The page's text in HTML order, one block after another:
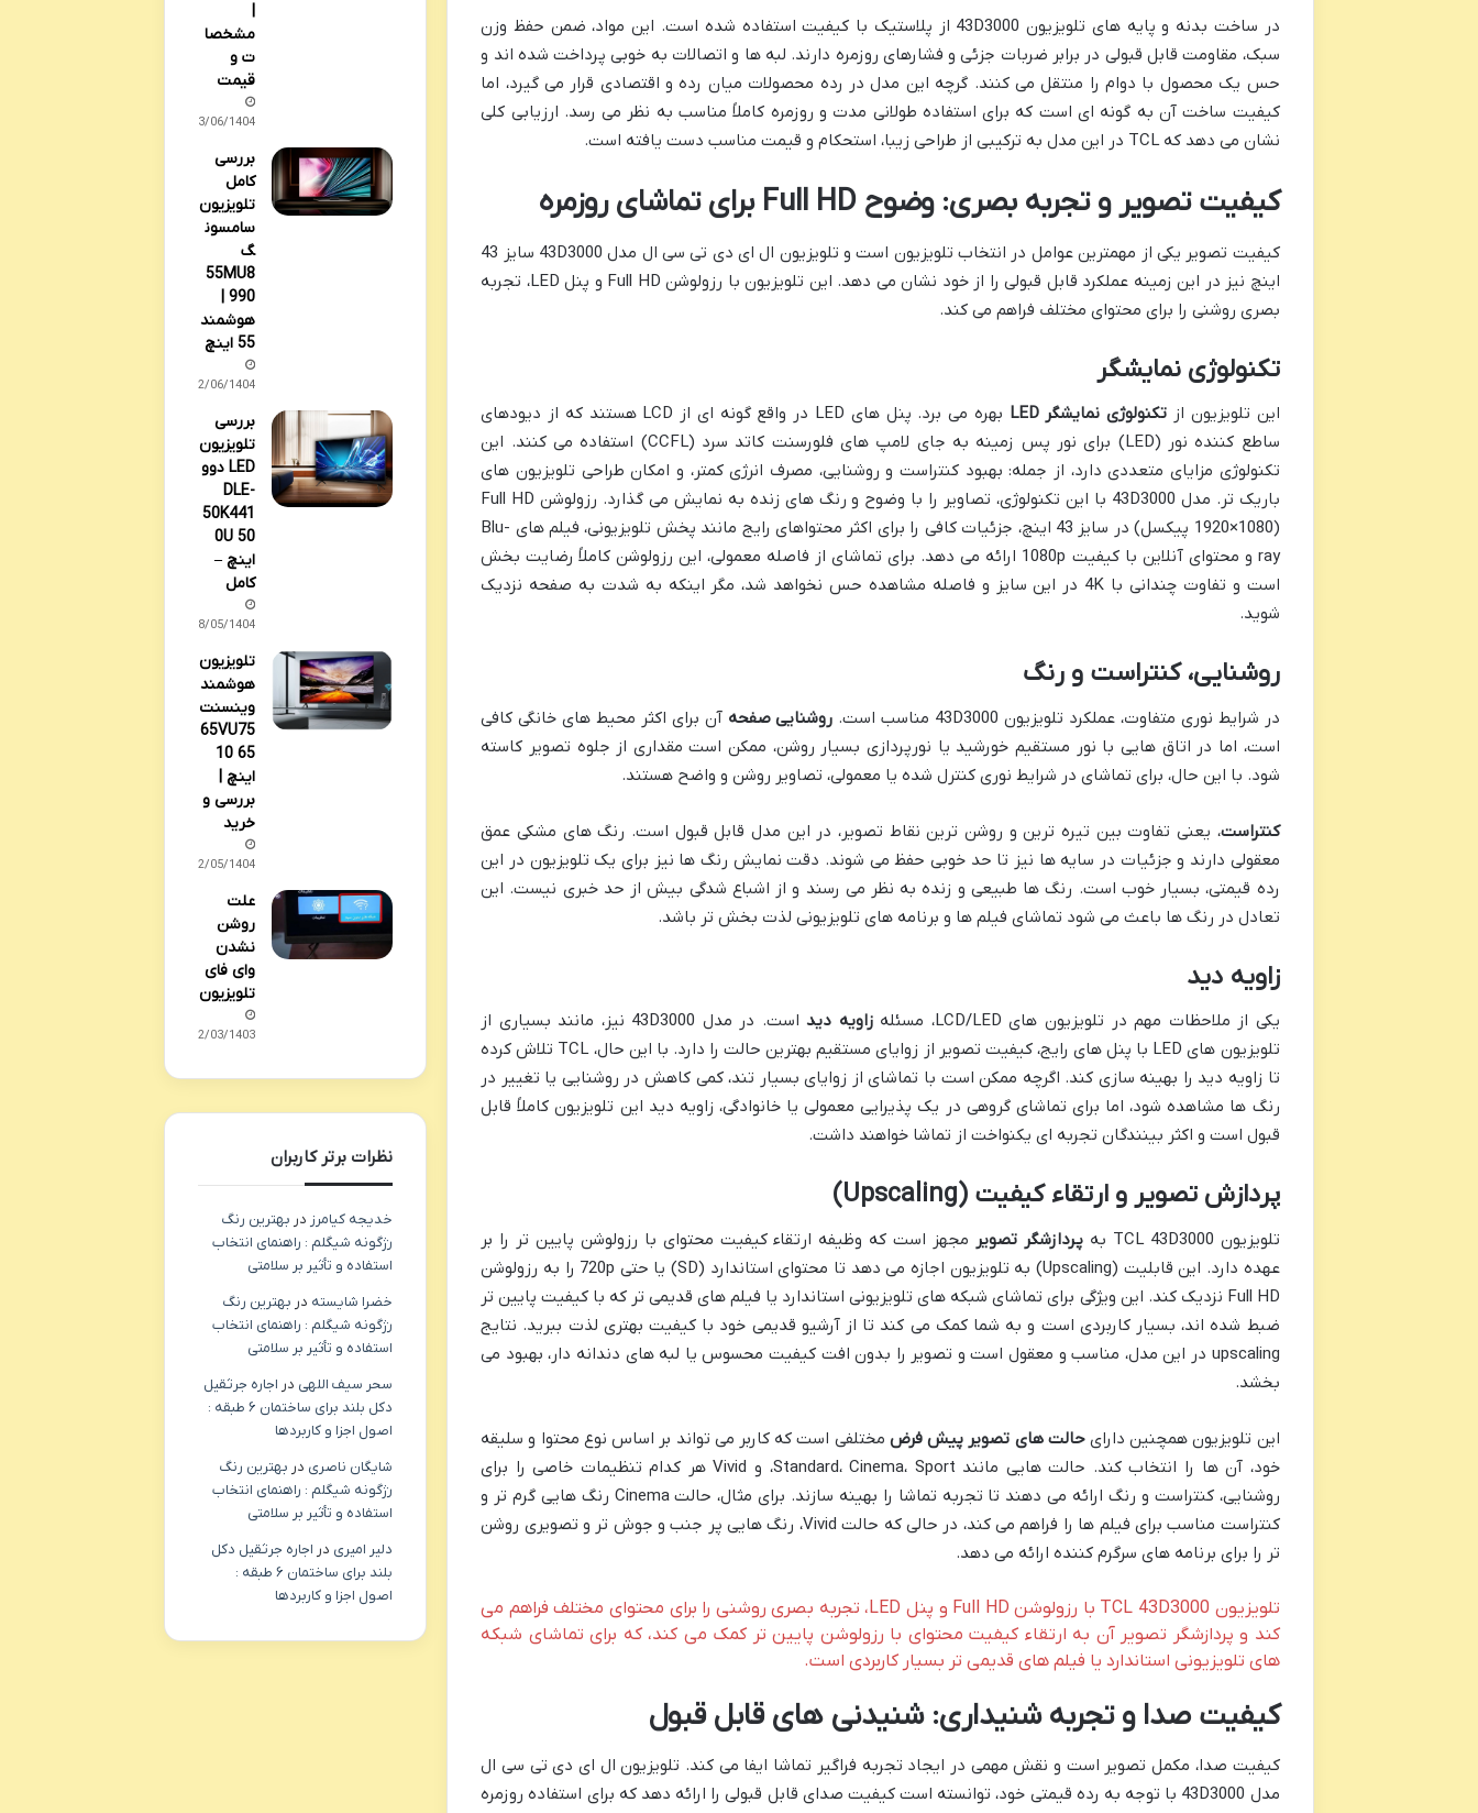
در ساخت بدنه و پایه های تلویزیون 43D3000 از پلاستیک با کیفیت استفاده شده است. این مواد، ضمن حفظ وزن
سبک، مقاومت قابل قبولی در برابر ضربات جزئی و فشارهای روزمره دارند. لبه ها و اتصالات به خوبی پرداخت شده اند و
حس یک محصول با دوام را منتقل می کنند. گرچه این مدل در رده محصولات میان رده و اقتصادی قرار می گیرد، اما
کیفیت ساخت آن به گونه ای است که برای استفاده طولانی مدت و روزمره کاملاً مناسب به نظر می رسد. ارزیابی کلی
نشان می دهد که TCL در این مدل به ترکیبی از طراحی زیبا، استحکام و قیمت مناسب دست یافته است.
کیفیت تصویر و تجربه بصری: وضوح Full HD برای تماشای روزمره
کیفیت تصویر یکی از مهمترین عوامل در انتخاب تلویزیون است و تلویزیون ال ای دی تی سی ال مدل 43D3000 سایز 43
اینچ نیز در این زمینه عملکرد قابل قبولی را از خود نشان می دهد. این تلویزیون با رزولوشن Full HD و پنل LED، تجربه
بصری روشنی را برای محتوای مختلف فراهم می کند.
تکنولوژی نمایشگر
این تلویزیون از تکنولوژی نمایشگر LED
بهره می برد. پنل های LED در واقع گونه ای از LCD هستند که از دیودهای
ساطع کننده نور (LED) برای نور پس زمینه به جای لامپ های فلورسنت کاتد سرد (CCFL) استفاده می کنند. این
تکنولوژی مزایای متعددی دارد، از جمله: بهبود کنتراست و روشنایی، مصرف انرژی کمتر، و امکان طراحی تلویزیون های
باریک تر. مدل 43D3000 با این تکنولوژی، تصاویر را با وضوح و رنگ های زنده به نمایش می گذارد. رزولوشن Full HD
(1920×1080 پیکسل) در سایز 43 اینچ، جزئیات کافی را برای اکثر محتواهای رایج مانند پخش تلویزیونی، فیلم های Blu-
ray و محتوای آنلاین با کیفیت 1080p ارائه می دهد. برای تماشای از فاصله معمولی، این رزولوشن کاملاً رضایت بخش
است و تفاوت چندانی با 4K در این سایز و فاصله مشاهده حس نخواهد شد، مگر اینکه به شدت به صفحه نزدیک
شوید.
روشنایی، کنتراست و رنگ
در شرایط نوری متفاوت، عملکرد تلویزیون 43D3000 مناسب است. روشنایی صفحه آن برای اکثر محیط های خانگی کافی
است، اما در اتاق هایی با نور مستقیم خورشید یا نورپردازی بسیار روشن، ممکن است مقداری از جلوه تصویر کاسته
شود. با این حال، برای تماشای در شرایط نوری کنترل شده یا معمولی، تصاویر روشن و واضح هستند.
کنتراست، یعنی تفاوت بین تیره ترین و روشن ترین نقاط تصویر، در این مدل قابل قبول است. رنگ های مشکی عمق
معقولی دارند و جزئیات در سایه ها نیز تا حد خوبی حفظ می شوند. دقت نمایش رنگ ها نیز برای یک تلویزیون در این
رده قیمتی، بسیار خوب است. رنگ ها طبیعی و زنده به نظر می رسند و از اشباع شدگی بیش از حد خبری نیست. این
تعادل در رنگ ها باعث می شود تماشای فیلم ها و برنامه های تلویزیونی لذت بخش تر باشد.
زاویه دید
یکی از ملاحظات مهم در تلویزیون های LCD/LED، مسئله زاویه دید
است. در مدل 43D3000 نیز، مانند بسیاری از
تلویزیون های LED با پنل های رایج، کیفیت تصویر از زوایای مستقیم بهترین حالت را دارد. با این حال، TCL تلاش کرده
تا زاویه دید را بهینه سازی کند. اگرچه ممکن است با تماشای از زوایای بسیار تند، کمی کاهش در روشنایی یا تغییر در
رنگ ها مشاهده شود، اما برای تماشای گروهی در یک پذیرایی معمولی یا خانوادگی، زاویه دید این تلویزیون کاملاً قابل
قبول است و اکثر بینندگان تجربه ای یکنواخت از تماشا خواهند داشت.
پردازش تصویر و ارتقاء کیفیت (Upscaling)
تلویزیون TCL 43D3000 به پردازشگر تصویر مجهز است که وظیفه ارتقاء کیفیت محتوای با رزولوشن پایین تر را بر
عهده دارد. این قابلیت (Upscaling) به تلویزیون اجازه می دهد تا محتوای استاندارد (SD) یا حتی 720p را به رزولوشن
Full HD نزدیک کند. این ویژگی برای تماشای شبکه های تلویزیونی استاندارد یا فیلم های قدیمی تر که با کیفیت پایین تر
ضبط شده اند، بسیار کاربردی است و به شما کمک می کند تا از آرشیو قدیمی خود با کیفیت بهتری لذت ببرید. نتایج
upscaling در این مدل، مناسب و معقول است و تصویر را بدون افت کیفیت محسوس یا لبه های دندانه دار، بهبود می
بخشد.
این تلویزیون همچنین دارایحالت های تصویر پیش فرض مختلفی است که کاربر می تواند بر اساس نوع محتوا و سلیقه
خود، آن ها را انتخاب کند. حالت هایی مانند Standard، Cinema، Sport، و Vivid هر کدام تنظیمات خاصی را برای
روشنایی، کنتراست و رنگ ارائه می دهند تا تجربه تماشا را بهینه سازند. برای مثال، حالت Cinema رنگ هایی گرم تر و
کنتراست مناسب برای فیلم ها را فراهم می کند، در حالی که حالت Vivid، رنگ هایی پر جنب و جوش تر و تصویری روشن
تر را برای برنامه های سرگرم کننده ارائه می دهد.
تلویزیون TCL 43D3000 با رزولوشن Full HD و پنل LED، تجربه بصری روشنی را برای محتوای مختلف فراهم می
کند و پردازشگر تصویر آن به ارتقاء کیفیت محتوای با رزولوشن پایین تر کمک می کند، که برای تماشای شبکه
های تلویزیونی استاندارد یا فیلم های قدیمی تر بسیار کاربردی است.
کیفیت صدا و تجربه شنیداری: شنیدنی های قابل قبول
کیفیت صدا، مکمل تصویر است و نقش مهمی در ایجاد تجربه فراگیر تماشا ایفا می کند. تلویزیون ال ای دی تی سی ال
مدل 43D3000 با توجه به رده قیمتی خود، توانسته است کیفیت صدای قابل قبولی را ارائه دهد که برای استفاده روزمره
|
مشخصا
ت و
قیمت
03/06/1404
بررسی
کامل
تلویزیون
سامسون
گ
55MU8
990 |
هوشمند
55 اینچ
02/06/1404
بررسی
تلویزیون
LED دوو
DLE-
50K441
0U 50
اینچ –
کامل
28/05/1404
تلویزیون
هوشمند
وینسنت
65VU75
10 65
اینچ |
بررسی و
خرید
12/05/1404
علت
روشن
نشدن
وای فای
تلویزیون
22/03/1403
نظرات برتر کاربران
خدیجه کیامرز در بهترین رنگ
رژگونه شیگلم : راهنمای انتخاب
استفاده و تأثیر بر سلامتی
خضرا شایسته در بهترین رنگ
رژگونه شیگلم : راهنمای انتخاب
استفاده و تأثیر بر سلامتی
سحر سیف اللهی در اجاره جرثقیل
دکل بلند برای ساختمان ۶ طبقه :
اصول اجزا و کاربردها
شایگان ناصری در بهترین رنگ
رژگونه شیگلم : راهنمای انتخاب
استفاده و تأثیر بر سلامتی
دلیر امیری در اجاره جرثقیل دکل
بلند برای ساختمان ۶ طبقه :
اصول اجزا و کاربردها